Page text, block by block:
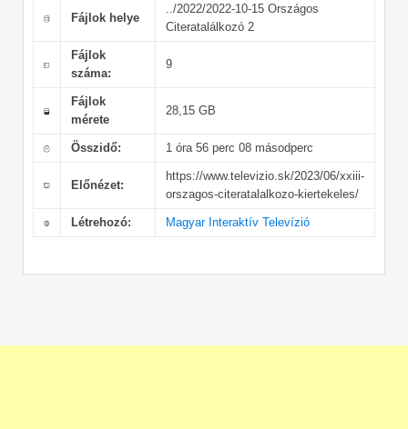
Fájlok helye
../2022/2022-10-15 Országos
Citeratalálkozó 2
Fájlok
száma:
9
Fájlok
mérete
28,15 GB
Összidő: 1 óra 56 perc 08 másodperc
Előnézet:
https://www.televizio.sk/2023/06/xxiii-
orszagos-citeratalalkozo-kiertekeles/
Létrehozó: Magyar Interaktív Televízió